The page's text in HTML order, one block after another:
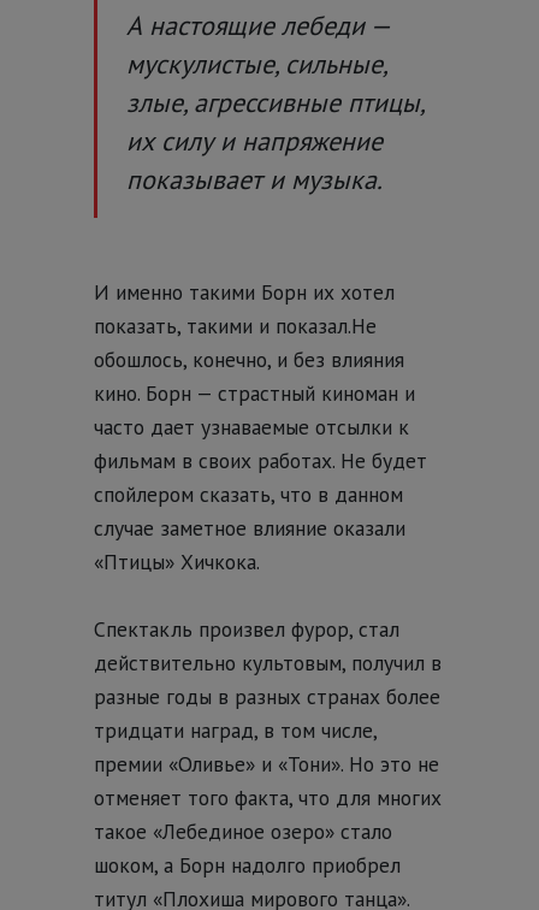
А настоящие лебеди —
мускулистые, сильные,
злые, агрессивные птицы,
их силу и напряжение
показывает и музыка.
И именно такими Борн их хотел
показать, такими и показал.Не
обошлось, конечно, и без влияния
кино. Борн — страстный киноман и
часто дает узнаваемые отсылки к
фильмам в своих работах. Не будет
спойлером сказать, что в данном
случае заметное влияние оказали
«Птицы» Хичкока.
Спектакль произвел фурор, стал
действительно культовым, получил в
разные годы в разных странах более
тридцати наград, в том числе,
премии «Оливье» и «Тони». Но это не
отменяет того факта, что для многих
такое «Лебединое озеро» стало
шоком, а Борн надолго приобрел
титул «Плохиша мирового танца».